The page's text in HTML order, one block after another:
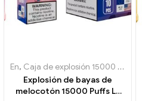
En, Caja de explosión 15000 Soplo
Explosión de bayas de
melocotón 15000 Puffs La